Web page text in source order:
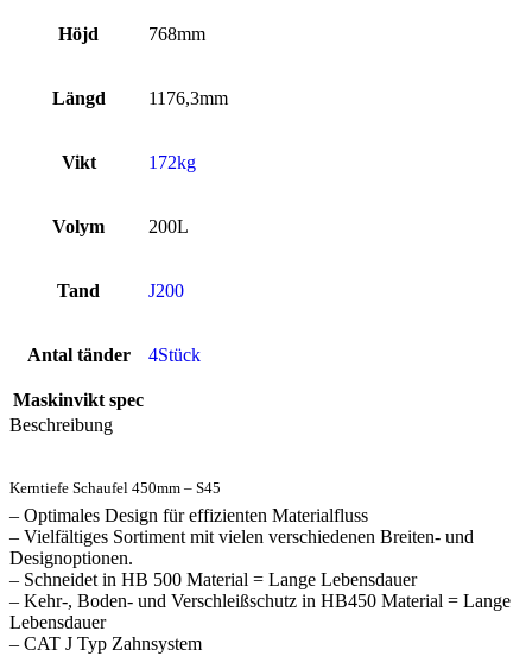
Höjd 768mm
Längd 1176,3mm
Vikt 172kg
Volym 200L
Tand J200
Antal tänder 4Stück
Maskinvikt spec
Beschreibung
Kerntiefe Schaufel 450mm – S45
– Optimales Design für effizienten Materialfluss
– Vielfältiges Sortiment mit vielen verschiedenen Breiten- und
Designoptionen.
– Schneidet in HB 500 Material = Lange Lebensdauer
– Kehr-, Boden- und Verschleißschutz in HB450 Material = Lange
Lebensdauer
– CAT J Typ Zahnsystem